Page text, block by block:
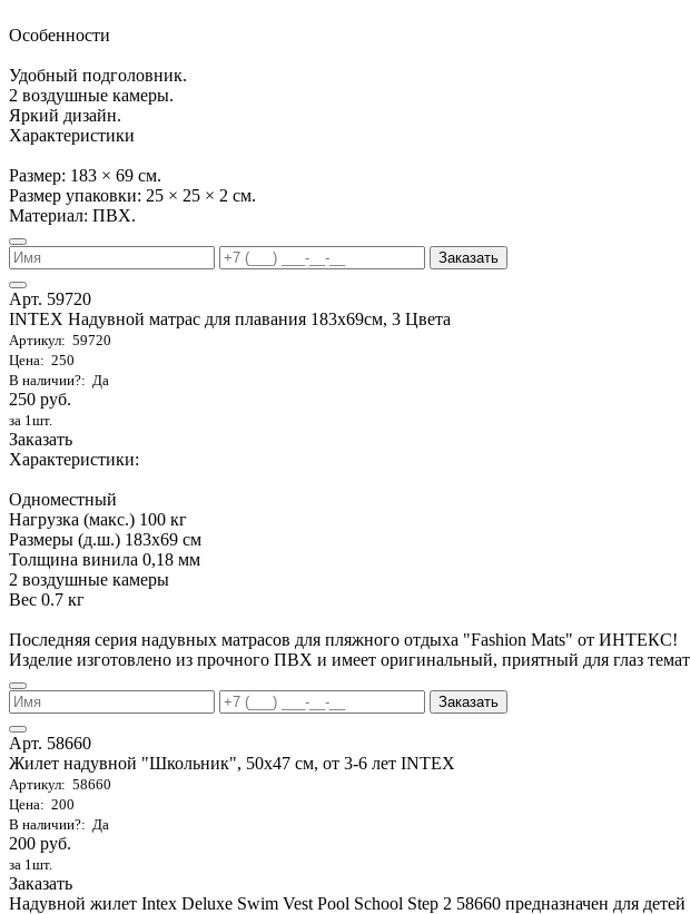
Особенности
Удобный подголовник.
2 воздушные камеры.
Яркий дизайн.
Характеристики
Размер: 183 × 69 см.
Размер упаковки: 25 × 25 × 2 см.
Материал: ПВХ.
Заказать
Арт. 59720
INTEX Надувной матрас для плавания 183х69см, 3 Цвета
Артикул: 59720
Цена: 250
В наличии?: Да
250 руб.
за 1шт.
Заказать
Характеристики:
Одноместный
Нагрузка (макс.) 100 кг
Размеры (д.ш.) 183х69 см
Толщина винила 0,18 мм
2 воздушные камеры
Вес 0.7 кг
Последняя серия надувных матрасов для пляжного отдыха "Fashion Mats" от ИНТЕКС!
Изделие изготовлено из прочного ПВХ и имеет оригинальный, приятный для глаз
Заказать
Арт. 58660
Жилет надувной "Школьник", 50х47 см, от 3-6 лет INTEX
Артикул: 58660
Цена: 200
В наличии?: Да
200 руб.
за 1шт.
Заказать
Надувной жилет Intex Deluxe Swim Vest Pool School Step 2 58660 предназначен для детей